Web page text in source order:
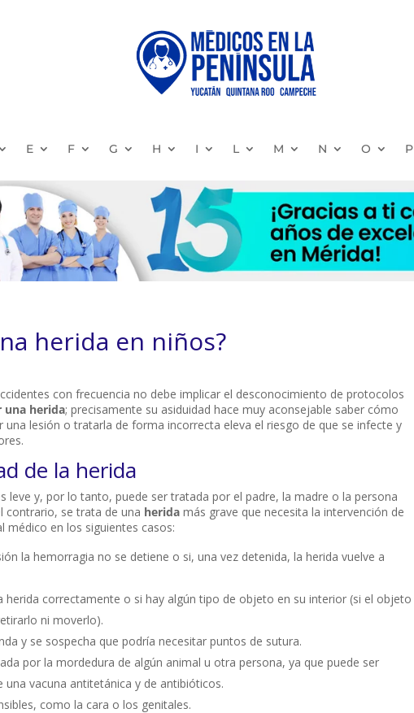
E F G H I L M N O P
herida en niños?
con frecuencia no debe implicar el desconocimiento de protocolos
una herida; precisamente su asiduidad hace muy aconsejable saber cómo
lesión o tratarla de forma incorrecta eleva el riesgo de que se infecte y
de la herida
leve y, por lo tanto, puede ser tratada por el padre, la madre o la persona
contrario, se trata de una herida más grave que necesita la intervención de
médico en los siguientes casos:
la hemorragia no se detiene o si, una vez detenida, la herida vuelve a
herida correctamente o si hay algún tipo de objeto en su interior (si el objeto
ni moverlo).
y se sospecha que podría necesitar puntos de sutura.
por la mordedura de algún animal u otra persona, ya que puede ser
una vacuna antitetánica y de antibióticos.
como la cara o los genitales.